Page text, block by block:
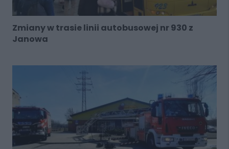
Zmiany w trasie linii autobusowej nr 930 z
Janowa